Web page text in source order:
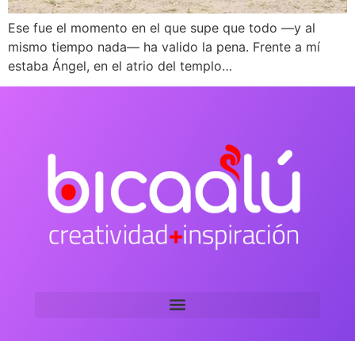
Ese fue el momento en el que supe que todo —y al
mismo tiempo nada— ha valido la pena. Frente a mí
estaba Ángel, en el atrio del templo…